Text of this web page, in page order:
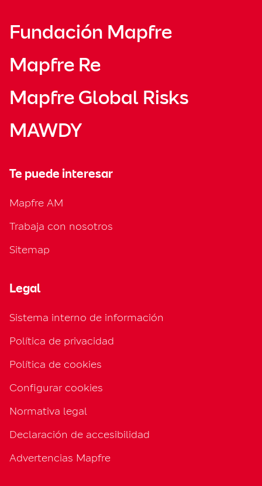
Fundación Mapfre
Mapfre Re
Mapfre Global Risks
MAWDY
Te puede interesar
Mapfre AM
Trabaja con nosotros
Sitemap
Legal
Sistema interno de información
Política de privacidad
Política de cookies
Configurar cookies
Normativa legal
Declaración de accesibilidad
Advertencias Mapfre